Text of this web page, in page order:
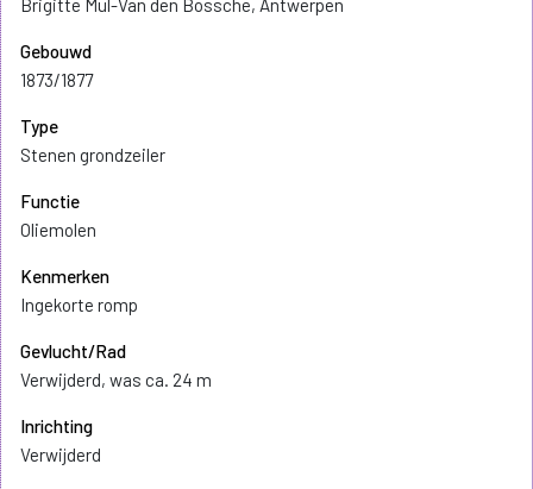
Brigitte Mul-Van den Bossche, Antwerpen
Gebouwd
1873/1877
Type
Stenen grondzeiler
Functie
Oliemolen
Kenmerken
Ingekorte romp
Gevlucht/Rad
Verwijderd, was ca. 24 m
Inrichting
Verwijderd